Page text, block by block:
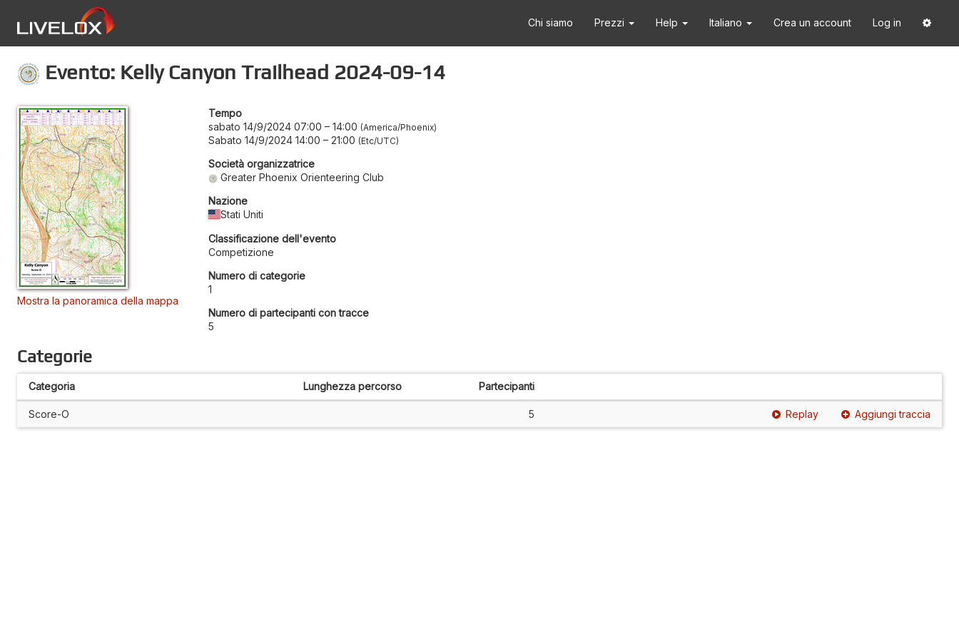
Chi siamo Prezzi Help Italiano Crea un account Log in
Evento: Kelly Canyon Trailhead 2024-09-14
Mostra la panoramica della mappa
Tempo
sabato 14/9/2024 07:00 – 14:00 America/Phoenix
Sabato 14/9/2024 14:00 – 21:00 Etc/UTC
Società organizzatrice
Greater Phoenix Orienteering Club
Nazione
Stati Uniti
Classificazione dell'evento
Competizione
Numero di categorie
1
Numero di partecipanti con tracce
5
Categorie
Categoria Lunghezza percorso Partecipanti
Score-O 5 Replay Aggiungi traccia